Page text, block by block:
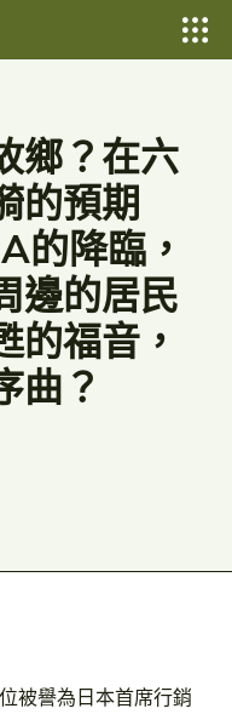
鄉？在六
的預期
的降臨，
邊的居民
的福音，
曲？
被譽為日本首席行銷